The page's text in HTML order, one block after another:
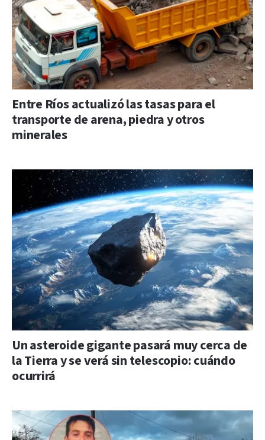
Entre Ríos actualizó las tasas para el
transporte de arena, piedra y otros
minerales
Un asteroide gigante pasará muy cerca de
la Tierra y se verá sin telescopio: cuándo
ocurrirá